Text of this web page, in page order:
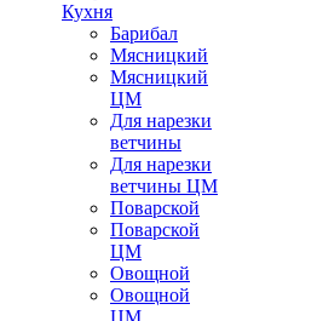
Кухня
Барибал
Мясницкий
Мясницкий
ЦМ
Для нарезки
ветчины
Для нарезки
ветчины ЦМ
Поварской
Поварской
ЦМ
Овощной
Овощной
ЦМ